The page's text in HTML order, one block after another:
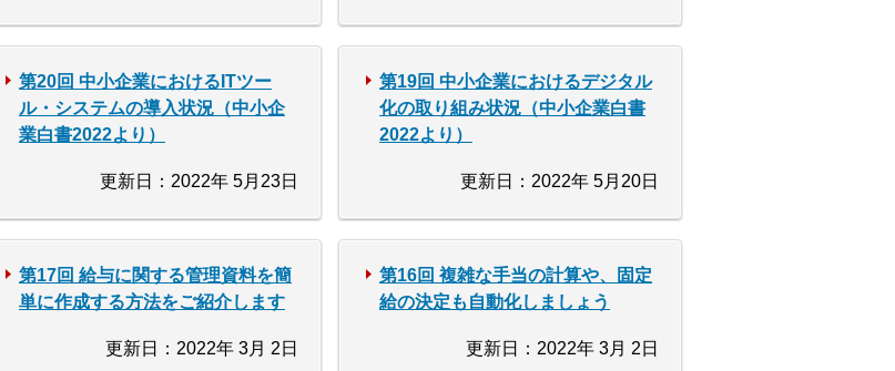
第20回 中小企業におけるITツー
ル・システムの導入状況（中小企
業白書2022より）
更新日：2022年 5月23日
第19回 中小企業におけるデジタル
化の取り組み状況（中小企業白書
2022より）
更新日：2022年 5月20日
第17回 給与に関する管理資料を簡
単に作成する方法をご紹介します
更新日：2022年 3月 2日
第16回 複雑な手当の計算や、固定
給の決定も自動化しましょう
更新日：2022年 3月 2日